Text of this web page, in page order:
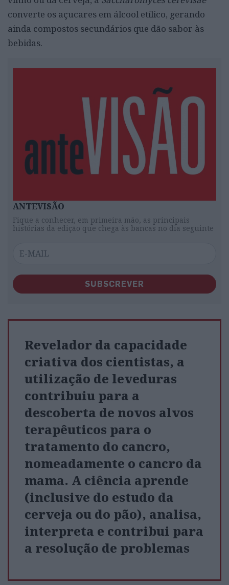
converte os açucares em álcool etílico, gerando
ainda compostos secundários que dão sabor às
bebidas.
ANTEVISÃO
Fique a conhecer, em primeira mão, as principais
histórias da edição que chega às bancas no dia seguinte
SUBSCREVER
Revelador da capacidade
criativa dos cientistas, a
utilização de leveduras
contribuiu para a
descoberta de novos alvos
terapêuticos para o
tratamento do cancro,
nomeadamente o cancro da
mama. A ciência aprende
(inclusive do estudo da
cerveja ou do pão), analisa,
interpreta e contribui para
a resolução de problemas